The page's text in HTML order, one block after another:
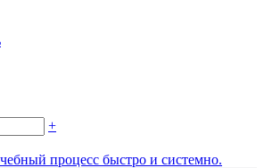
+
процесс быстро и системно.